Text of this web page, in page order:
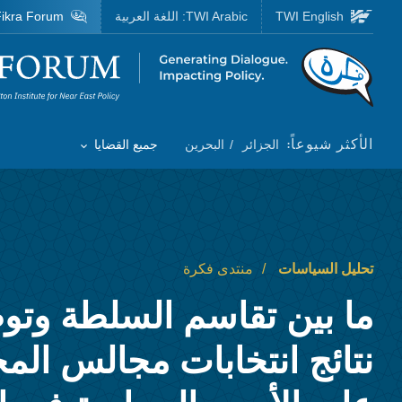
Skip to main content
Homepage
الأكثر شيوعاً: الجزائر البحرين
Toggle List of
جميع القضايا
TWI English
TWI Arabic: اللغة العربية Forum
تحليل السياسات منتدى فكرة
ما بين تقاسم السلطة
نتائج انتخابات مجالس